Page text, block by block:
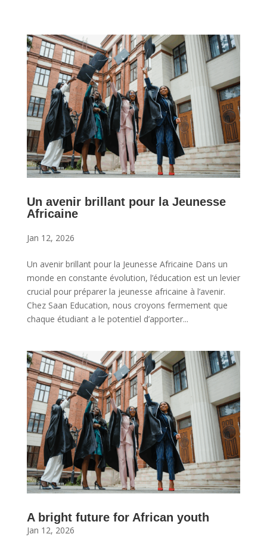
Un avenir brillant pour la Jeunesse
Africaine
Jan 12, 2026
Un avenir brillant pour la Jeunesse Africaine Dans un
monde en constante évolution, l’éducation est un levier
crucial pour préparer la jeunesse africaine à l’avenir.
Chez Saan Education, nous croyons fermement que
chaque étudiant a le potentiel d’apporter...
A bright future for African youth
Jan 12, 2026